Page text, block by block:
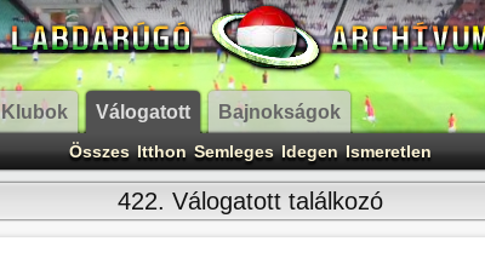
Klubok Válogatott Bajnokságok
Összes Itthon Semleges Idegen Ismeretlen
422. Válogatott találkozó